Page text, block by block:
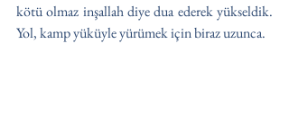
kötü olmaz inşallah diye dua ederek yükseldik.
Yol, kamp yüküyle yürümek için biraz uzunca.